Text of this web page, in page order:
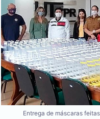
Entrega de máscaras